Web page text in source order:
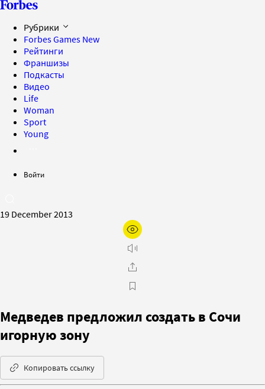
Рубрики
Forbes Games New
Рейтинги
Франшизы
Подкасты
Видео
Life
Woman
Sport
Young
Войти
19 December 2013
Медведев предложил создать в Сочи
игорную зону
Копировать ссылку